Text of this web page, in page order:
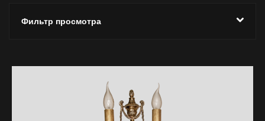
Фильтр просмотра